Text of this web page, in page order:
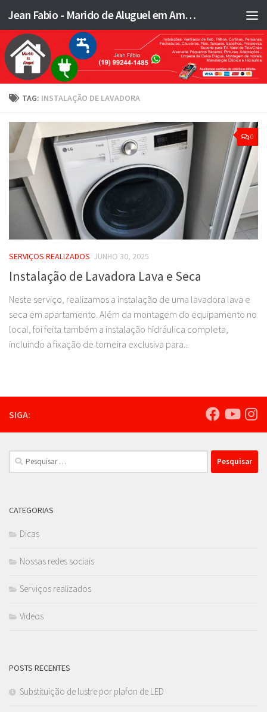
Skip to content Jean Fabio - Marido de Aluguel em Americana SP e região - JFMA
TAG: INSTALAÇÃO DE LAVADORA
0
SERVIÇOS REALIZADOS JUNHO 30, 2025
Instalação de Lavadora Lava e Seca
Neste serviço, realizamos a instalação de uma lavadora lava e
seca em apartamento. Além da montagem do equipamento no
local, foi feita também a instalação hidráulica completa,
incluindo a fixação de torneira exclusiva para...
SIGA:
Pesquisar
por:
CATEGORIAS
Dicas
Nossas redes sociais
Serviços realizados
Videos
POSTS RECENTES
Substituição de lustre por plafon de LED